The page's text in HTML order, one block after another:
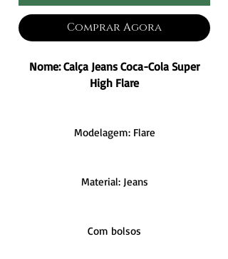
Comprar Agora
Nome: Calça Jeans Coca-Cola Super
High Flare
Modelagem: Flare
Material: Jeans
Com bolsos